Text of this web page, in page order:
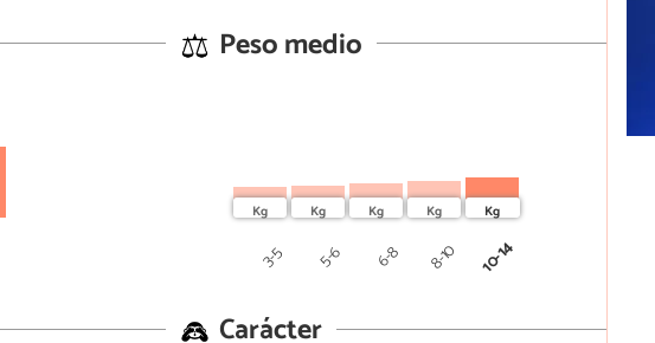
Peso medio
3-5 5-6 6-8 8-10 10-14
Carácter